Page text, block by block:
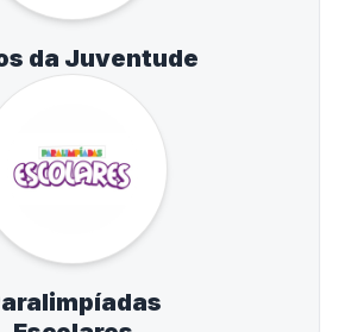
da Juventude